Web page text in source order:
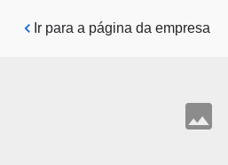
Pular para o conteúdo principal
Ir para a página da empresa